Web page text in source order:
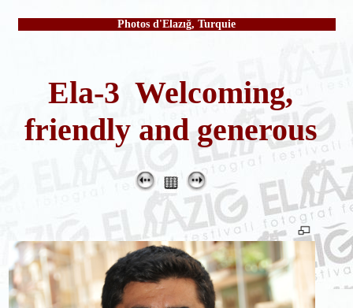
Photos d'Elazığ, Turquie
Ela-3 Welcoming,
friendly and generous